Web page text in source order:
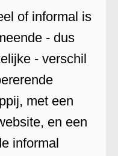
of informal is
- dus
- verschil
met een
en een
informal